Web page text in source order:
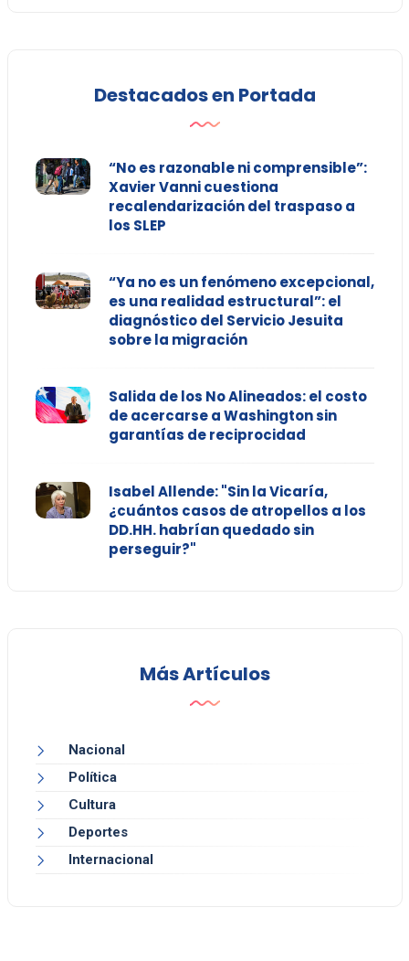
Destacados en Portada
“No es razonable ni comprensible”:
Xavier Vanni cuestiona
recalendarización del traspaso a
los SLEP
“Ya no es un fenómeno excepcional,
es una realidad estructural”: el
diagnóstico del Servicio Jesuita
sobre la migración
Salida de los No Alineados: el costo
de acercarse a Washington sin
garantías de reciprocidad
Isabel Allende: "Sin la Vicaría,
¿cuántos casos de atropellos a los
DD.HH. habrían quedado sin
perseguir?"
Más Artículos
Nacional
Política
Cultura
Deportes
Internacional